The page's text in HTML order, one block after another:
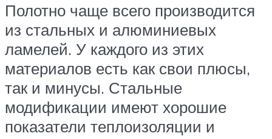
Полотно чаще всего производится
из стальных и алюминиевых
ламелей. У каждого из этих
материалов есть как свои плюсы,
так и минусы. Стальные
модификации имеют хорошие
показатели теплоизоляции и